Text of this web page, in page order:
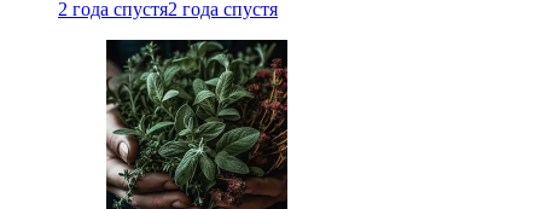
2 года спустя2 года спустя